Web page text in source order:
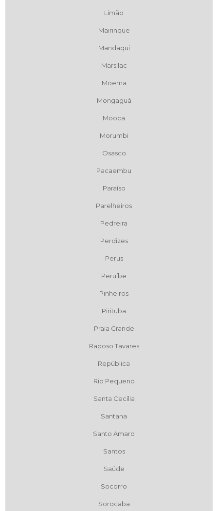
Limão
Mairinque
Mandaqui
Marsilac
Moema
Mongaguá
Mooca
Morumbi
Osasco
Pacaembu
Paraíso
Parelheiros
Pedreira
Perdizes
Perus
Peruíbe
Pinheiros
Pirituba
Praia Grande
Raposo Tavares
República
Rio Pequeno
Santa Cecília
Santana
Santo Amaro
Santos
Saúde
Socorro
Sorocaba